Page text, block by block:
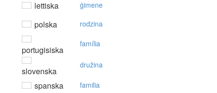
lettiska ģimene
polska rodzina
portugisiska
família
slovenska
družina
spanska familia